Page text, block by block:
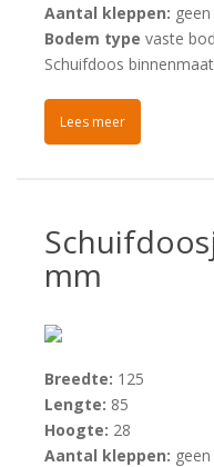
Aantal kleppen: geen
Bodem type vaste
Schuifdoos
Lees meer
mm
Breedte: 125
Lengte: 85
Hoogte: 28
Aantal kleppen: geen